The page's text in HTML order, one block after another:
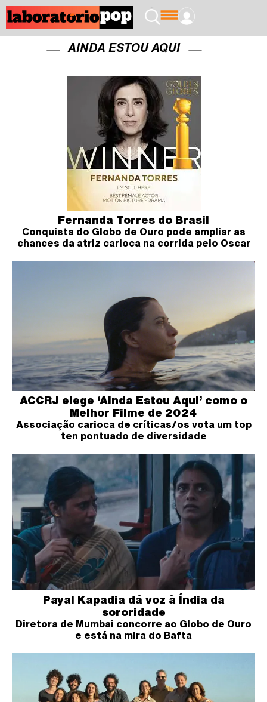
AINDA ESTOU AQUI
Fernanda Torres do Brasil
Conquista do Globo de Ouro pode ampliar as
chances da atriz carioca na corrida pelo Oscar
ACCRJ elege ‘Ainda Estou Aqui’ como o
Melhor Filme de 2024
Associação carioca de críticas/os vota um top
ten pontuado de diversidade
Payal Kapadia dá voz à Índia da
sororidade
Diretora de Mumbai concorre ao Globo de Ouro
e está na mira do Bafta